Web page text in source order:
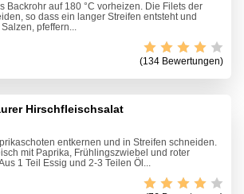
Backrohr auf 180 °C vorheizen. Die Filets der
so dass ein langer Streifen entsteht und
pfeffern...
(134 Bewertungen)
Hirschfleischsalat
entkernen und in Streifen schneiden.
mit Paprika, Frühlingszwiebel und roter
1 Teil Essig und 2-3 Teilen Öl...